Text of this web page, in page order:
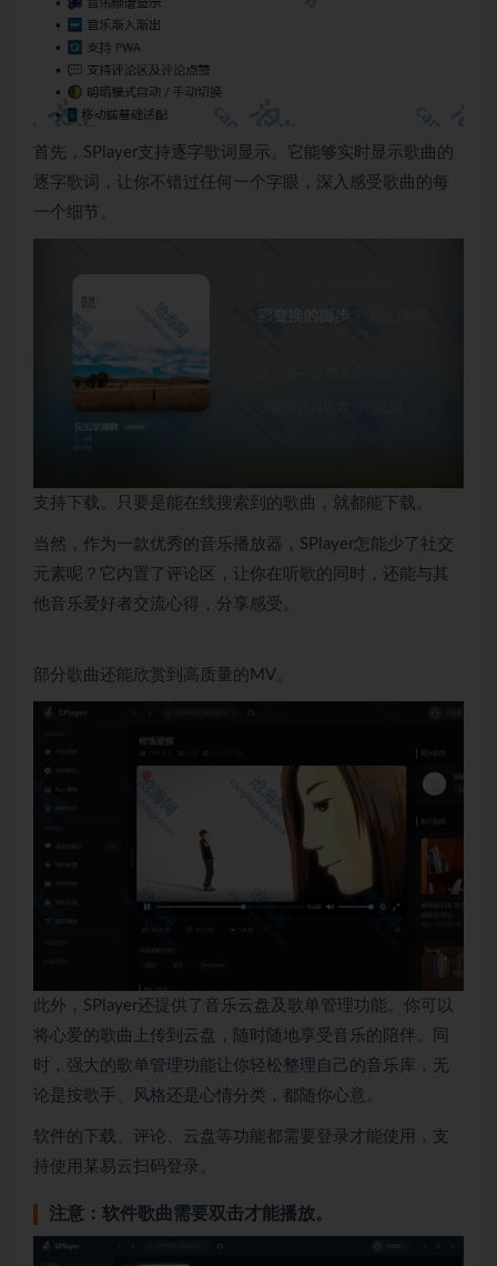
首先，SPlayer支持逐字歌词显示。它能够实时显示歌曲的
逐字歌词，让你不错过任何一个字眼，深入感受歌曲的每
一个细节。
支持下载。只要是能在线搜索到的歌曲，就都能下载。
当然，作为一款优秀的音乐播放器，SPlayer怎能少了社交
元素呢？它内置了评论区，让你在听歌的同时，还能与其
他音乐爱好者交流心得，分享感受。
部分歌曲还能欣赏到高质量的MV。
此外，SPlayer还提供了音乐云盘及歌单管理功能。你可以
将心爱的歌曲上传到云盘，随时随地享受音乐的陪伴。同
时，强大的歌单管理功能让你轻松整理自己的音乐库，无
论是按歌手、风格还是心情分类，都随你心意。
软件的下载、评论、云盘等功能都需要登录才能使用，支
持使用某易云扫码登录。
注意：软件歌曲需要双击才能播放。